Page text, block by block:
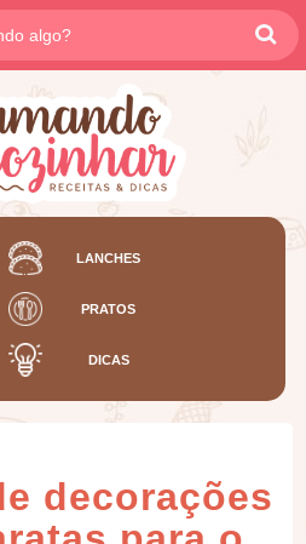
LANCHES
PRATOS
DICAS
decorações